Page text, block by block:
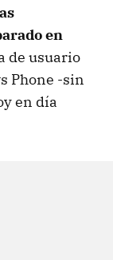
en
de usuario
Phone -sin
en día